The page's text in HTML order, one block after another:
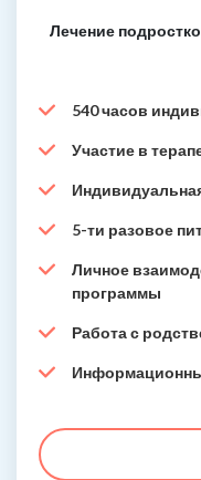
Лечение
540 часов
Участие в
5-ти разовое
Личное
программы
Работа с